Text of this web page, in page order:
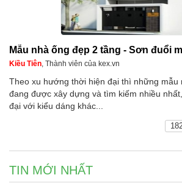
Mẫu nhà ống đẹp 2 tầng - Sơn đuổi
Kiều Tiên, Thành viên của kex.vn
Theo xu hướng thời hiện đại thì những mẫu
đang được xây dựng và tìm kiếm nhiều
đại với kiểu dáng khác...
TIN MỚI NHẤT